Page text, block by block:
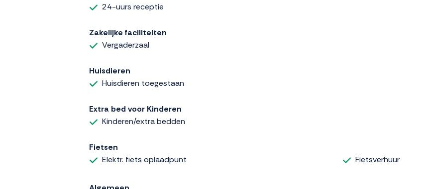
24-uurs receptie
Zakelijke faciliteiten
Vergaderzaal
Huisdieren
Huisdieren toegestaan
Extra bed voor Kinderen
Kinderen/extra bedden
Fietsen
Elektr. fiets oplaadpunt
Fietsverhuur